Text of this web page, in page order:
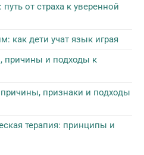
от страха к уверенной
как дети учат язык играя
причины и подходы к
признаки и подходы
терапия: принципы и